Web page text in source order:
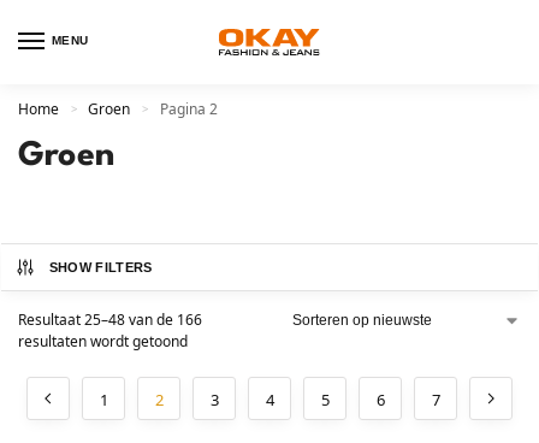
MENU
Home > Groen > Pagina 2
Groen
SHOW FILTERS
Resultaat 25–48 van de 166
resultaten wordt getoond
1 2 3 4 5 6 7